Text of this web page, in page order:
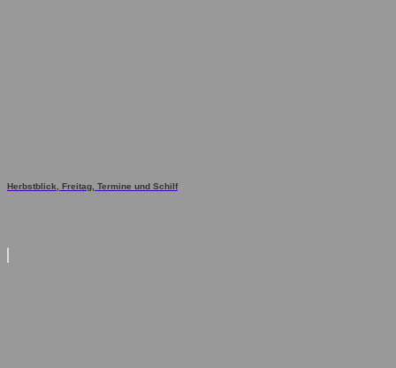
Herbstblick, Freitag, Termine und Schilf